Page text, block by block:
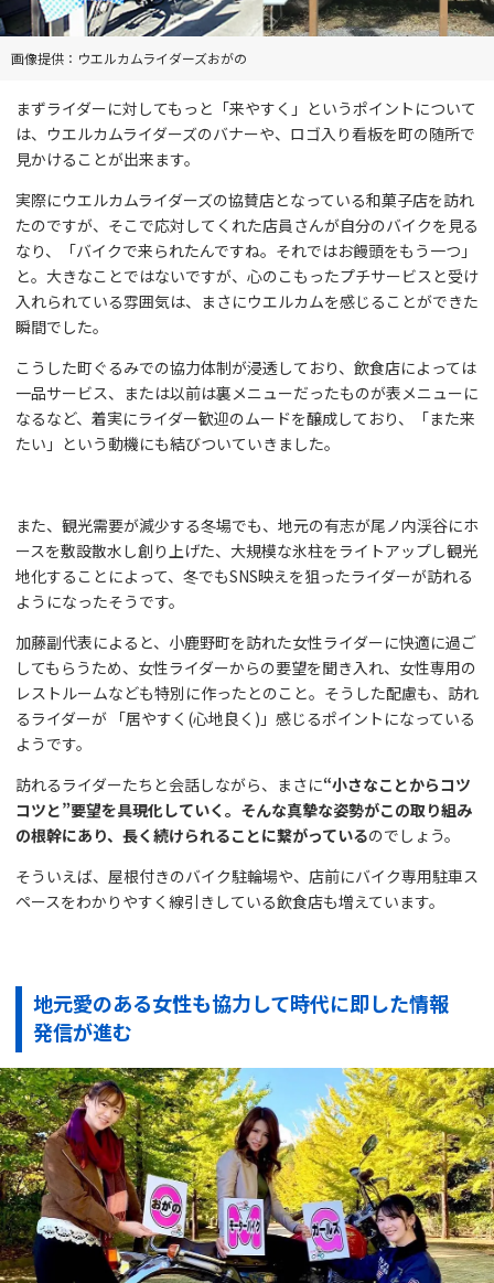
画像提供：ウエルカムライダーズおがの
まずライダーに対してもっと「来やすく」というポイントについて
は、ウエルカムライダーズのバナーや、ロゴ入り看板を町の随所で
見かけることが出来ます。
実際にウエルカムライダーズの協賛店となっている和菓子店を訪れ
たのですが、そこで応対してくれた店員さんが自分のバイクを見る
なり、「バイクで来られたんですね。それではお饅頭をもう一つ」
と。大きなことではないですが、心のこもったプチサービスと受け
入れられている雰囲気は、まさにウエルカムを感じることができた
瞬間でした。
こうした町ぐるみでの協力体制が浸透しており、飲食店によっては
一品サービス、または以前は裏メニューだったものが表メニューに
なるなど、着実にライダー歓迎のムードを醸成しており、「また来
たい」という動機にも結びついていきました。
また、観光需要が減少する冬場でも、地元の有志が尾ノ内渓谷にホ
ースを敷設散水し創り上げた、大規模な氷柱をライトアップし観光
地化することによって、冬でもSNS映えを狙ったライダーが訪れる
ようになったそうです。
加藤副代表によると、小鹿野町を訪れた女性ライダーに快適に過ご
してもらうため、女性ライダーからの要望を聞き入れ、女性専用の
レストルームなども特別に作ったとのこと。そうした配慮も、訪れ
るライダーが 「居やすく(心地良く)」感じるポイントになっている
ようです。
訪れるライダーたちと会話しながら、まさに“小さなことからコツ
コツと”要望を具現化していく。そんな真摯な姿勢がこの取り組み
の根幹にあり、長く続けられることに繋がっているのでしょう。
そういえば、屋根付きのバイク駐輪場や、店前にバイク専用駐車ス
ペースをわかりやすく線引きしている飲食店も増えています。
地元愛のある女性も協力して時代に即した情報
発信が進む